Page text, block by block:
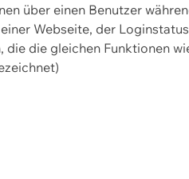
über einen Benutzer
Webseite, der
die gleichen Funktionen